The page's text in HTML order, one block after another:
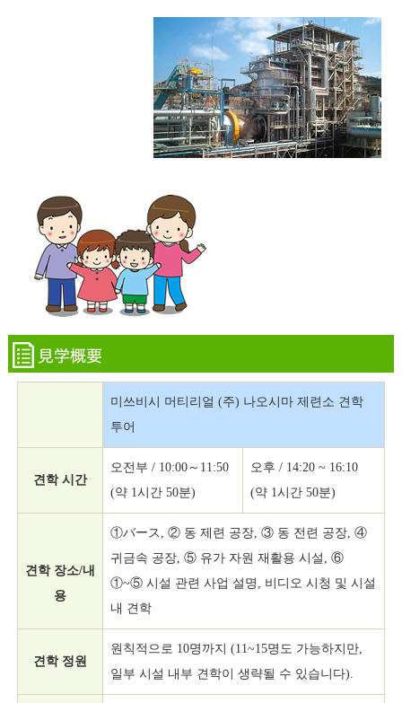
미쓰비시 머티리얼 (주) 나오시마 제련소 견학
투어
견학 시간
오전부 / 10:00～11:50
(약 1시간 50분)
오후 / 14:20 ~ 16:10
(약 1시간 50분)
견학 장소/내
용
①バース, ② 동 제련 공장, ③ 동 전련 공장, ④
귀금속 공장, ⑤ 유가 자원 재활용 시설, ⑥
①~⑤ 시설 관련 사업 설명, 비디오 시청 및 시설
내 견학
견학 정원
원칙적으로 10명까지 (11~15명도 가능하지만,
일부 시설 내부 견학이 생략될 수 있습니다).